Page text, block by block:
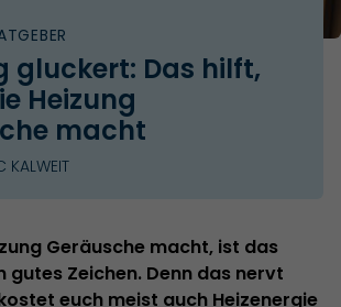
gluckert: Das hilft,
Heizung
macht
KALWEIT
Geräusche macht, ist das
gutes Zeichen. Denn das nervt
euch meist auch Heizenergie